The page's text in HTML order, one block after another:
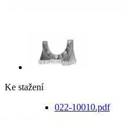
Ke stažení
022-10010.pdf